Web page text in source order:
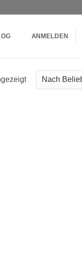
ANMELDEN